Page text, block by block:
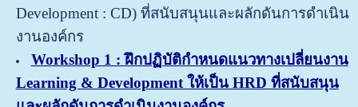
Development : CD) ที่สนับสนุนและผลักดันการดำเนิน
งานองค์กร
Workshop 1 : ฝึกปฏิบัติกำหนดแนวทางเปลี่ยนงาน
Learning & Development ให้เป็น HRD ที่สนับสนุน